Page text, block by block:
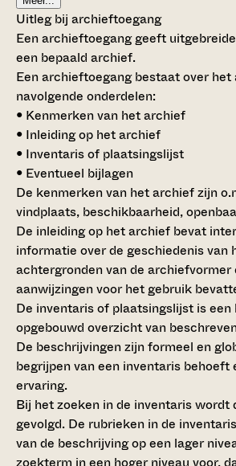
Uitleg bij archieftoegang
Een archieftoegang geeft
een bepaald archief.
Een archieftoegang bestaat over het
navolgende onderdelen:
• Kenmerken van het archief
• Inleiding op het archief
• Inventaris of plaatsingslijst
• Eventueel bijlagen
De kenmerken van het archief zijn
vindplaats, beschikbaarheid,
De inleiding op het archief bevat
informatie over de geschiedenis van
achtergronden van de archiefvormer
aanwijzingen voor het gebruik
De inventaris of plaatsingslijst is
opgebouwd overzicht van
De beschrijvingen zijn formeel en
begrijpen van een inventaris behoeft
ervaring.
Bij het zoeken in de inventaris wordt
gevolgd. De rubrieken in de
van de beschrijving op een lager
zoekterm in een hoger niveau voor,